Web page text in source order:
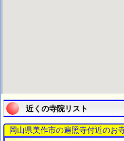
近くの寺院リスト
岡山県美作市の遍照寺付近のお